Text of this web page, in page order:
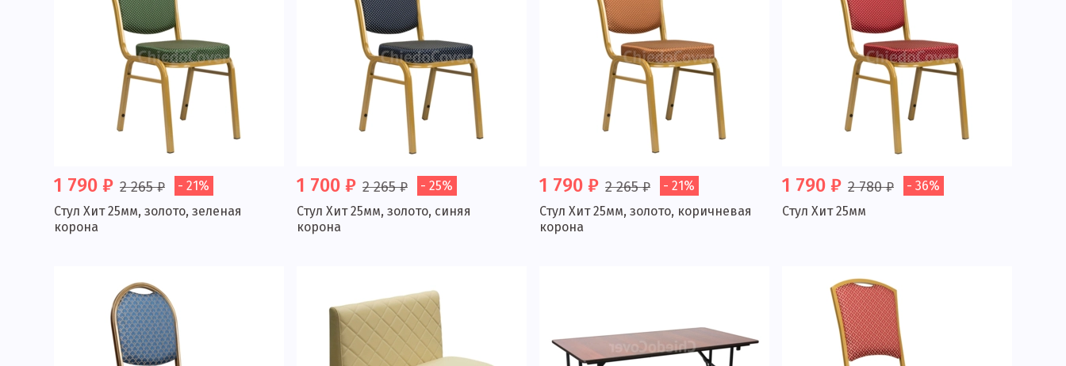
1 790 ₽ 2 265 ₽
- 21%
Стул Хит 25мм, золото, зеленая
корона
1 700 ₽ 2 265 ₽
- 25%
Стул Хит 25мм, золото, синяя
корона
1 790 ₽ 2 265 ₽
- 21%
Стул Хит 25мм, золото, коричневая
корона
1 790 ₽ 2 780 ₽
- 36%
Стул Хит 25мм